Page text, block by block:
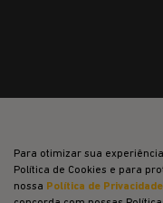
Para otimizar sua
Política de Cookies e para
nossa Política de Privacidade